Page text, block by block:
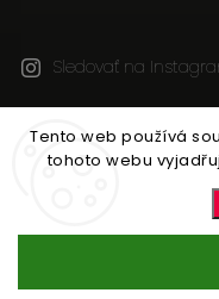
Tento web používá
tohoto webu
Sledovať na
Copyright 2026